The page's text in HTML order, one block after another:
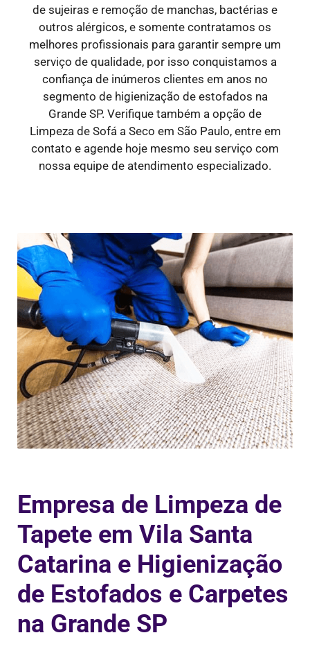
de sujeiras e remoção de manchas, bactérias e
outros alérgicos, e somente contratamos os
melhores profissionais para garantir sempre um
serviço de qualidade, por isso conquistamos a
confiança de inúmeros clientes em anos no
segmento de higienização de estofados na
Grande SP. Verifique também a opção de
Limpeza de Sofá a Seco em São Paulo, entre em
contato e agende hoje mesmo seu serviço com
nossa equipe de atendimento especializado.
Empresa de Limpeza de
Tapete em Vila Santa
Catarina e Higienização
de Estofados e Carpetes
na Grande SP